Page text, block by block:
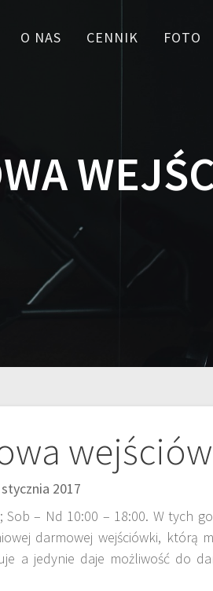
O NAS CENNIK FOTO
2017
– Nd 10:00 – 18:00. W tych
darmowej wejściówki, którą
a jedynie daje możliwość do